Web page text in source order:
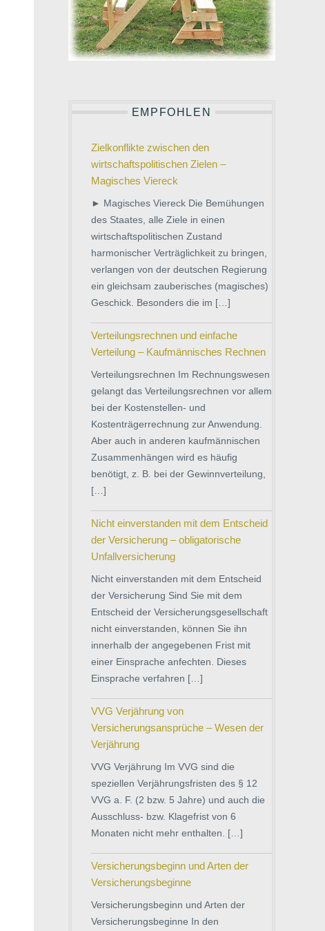
EMPFOHLEN
Zielkonflikte zwischen den
wirtschaftspolitischen Zielen –
Magisches Viereck
► Magisches Viereck Die Bemühungen
des Staates, alle Ziele in einen
wirtschaftspolitischen Zustand
harmonischer Verträglichkeit zu bringen,
verlangen von der deutschen Regierung
ein gleichsam zauberisches (magisches)
Geschick. Besonders die im […]
Verteilungsrechnen und einfache
Verteilung – Kaufmännisches Rechnen
Verteilungsrechnen Im Rechnungswesen
gelangt das Verteilungsrechnen vor allem
bei der Kostenstellen- und
Kostenträgerrechnung zur Anwendung.
Aber auch in anderen kaufmännischen
Zusammenhängen wird es häufig
benötigt, z. B. bei der Gewinnverteilung,
[…]
Nicht einverstanden mit dem Entscheid
der Versicherung – obligatorische
Unfallversicherung
Nicht einverstanden mit dem Entscheid
der Versicherung Sind Sie mit dem
Entscheid der Versicherungsgesellschaft
nicht einverstanden, können Sie ihn
innerhalb der angegebenen Frist mit
einer Einsprache anfechten. Dieses
Einsprache verfahren […]
VVG Verjährung von
Versicherungsansprüche – Wesen der
Verjährung
VVG Verjährung Im VVG sind die
speziellen Verjährungsfristen des § 12
VVG a. F. (2 bzw. 5 Jahre) und auch die
Ausschluss- bzw. Klagefrist von 6
Monaten nicht mehr enthalten. […]
Versicherungsbeginn und Arten der
Versicherungsbeginne
Versicherungsbeginn und Arten der
Versicherungsbeginne In den